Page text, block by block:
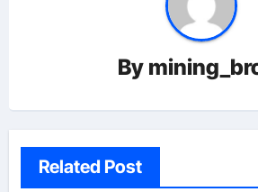
By
Related Post